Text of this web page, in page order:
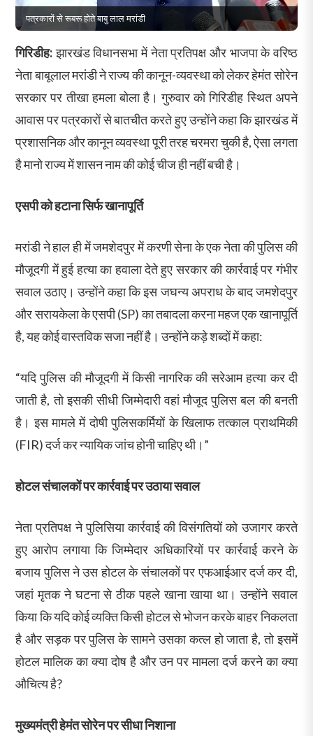
पत्रकारों से रूबरू होते बाबु लाल मरांडी
गिरिडीह:झारखंड विधानसभा में नेता प्रतिपक्ष और भाजपा के वरिष्ठ
नेता बाबूलाल मरांडी ने राज्य की कानून-व्यवस्था को लेकर हेमंत सोरेन
सरकार पर तीखा हमला बोला है। गुरुवार को गिरिडीह स्थित अपने
आवास पर पत्रकारों से बातचीत करते हुए उन्होंने कहा कि झारखंड में
प्रशासनिक और कानून व्यवस्था पूरी तरह चरमरा चुकी है, ऐसा लगता
है मानो राज्य में शासन नाम की कोई चीज ही नहीं बची है।
एसपी को हटाना सिर्फ खानापूर्ति
मरांडी ने हाल ही में जमशेदपुर में करणी सेना के एक नेता की पुलिस की
मौजूदगी में हुई हत्या का हवाला देते हुए सरकार की कार्रवाई पर गंभीर
सवाल उठाए। उन्होंने कहा कि इस जघन्य अपराध के बाद जमशेदपुर
और सरायकेला के एसपी (SP) का तबादला करना महज एक खानापूर्ति
है, यह कोई वास्तविक सजा नहीं है। उन्होंने कड़े शब्दों में कहा:
“यदि पुलिस की मौजूदगी में किसी नागरिक की सरेआम हत्या कर दी
जाती है, तो इसकी सीधी जिम्मेदारी वहां मौजूद पुलिस बल की बनती
है। इस मामले में दोषी पुलिसकर्मियों के खिलाफ तत्काल प्राथमिकी
(FIR) दर्ज कर न्यायिक जांच होनी चाहिए थी।”
होटल संचालकों पर कार्रवाई पर उठाया सवाल
नेता प्रतिपक्ष ने पुलिसिया कार्रवाई की विसंगतियों को उजागर करते
हुए आरोप लगाया कि जिम्मेदार अधिकारियों पर कार्रवाई करने के
बजाय पुलिस ने उस होटल के संचालकों पर एफआईआर दर्ज कर दी,
जहां मृतक ने घटना से ठीक पहले खाना खाया था। उन्होंने सवाल
किया कि यदि कोई व्यक्ति किसी होटल से भोजन करके बाहर निकलता
है और सड़क पर पुलिस के सामने उसका कत्ल हो जाता है, तो इसमें
होटल मालिक का क्या दोष है और उन पर मामला दर्ज करने का क्या
औचित्य है?
मुख्यमंत्री हेमंत सोरेन पर सीधा निशाना